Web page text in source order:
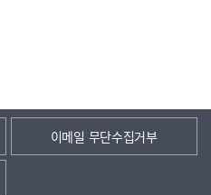
이메일 무단수집거부